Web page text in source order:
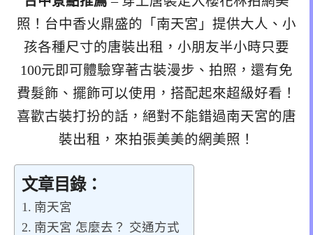
照！台中香火鼎盛的「南天宮」提供大人、小
孩各種尺寸的唐裝出租，小朋友半小時只要
100元即可體驗穿著古裝漫步、拍照，還有免
費髮飾、擺飾可以使用，搭配起來超級好看！
喜歡古裝打扮的話，絕對不能錯過南天宮的唐
裝出租，來拍張美美的網美照！
文章目錄：
南天宮
南天宮 怎麼去？ 交通方式